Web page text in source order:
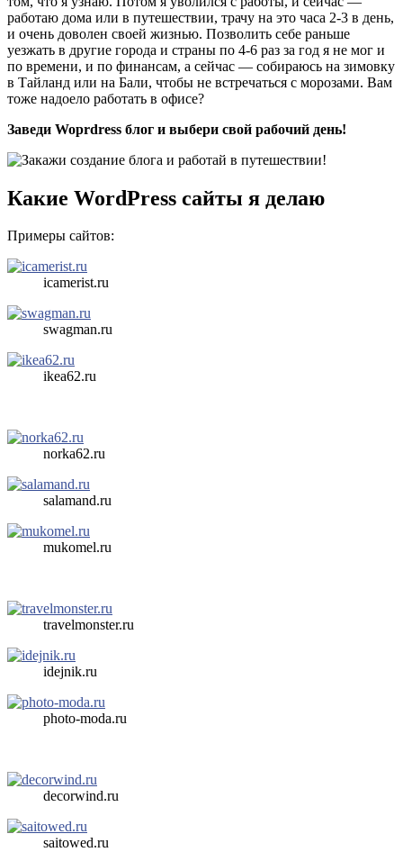
работаю дома или в путешествии, трачу на это часа 2-3 в день,
и очень доволен своей жизнью. Позволить себе раньше
уезжать в другие города и страны по 4-6 раз за год я не мог и
по времени, и по финансам, а сейчас — собираюсь на зимовку
в Тайланд или на Бали, чтобы не встречаться с морозами. Вам
тоже надоело работать в офисе?
Заведи Woprdress блог и выбери свой рабочий день!
Какие WordPress сайты я делаю
Примеры сайтов:
icamerist.ru
swagman.ru
ikea62.ru
norka62.ru
salamand.ru
mukomel.ru
travelmonster.ru
idejnik.ru
photo-moda.ru
decorwind.ru
saitowed.ru